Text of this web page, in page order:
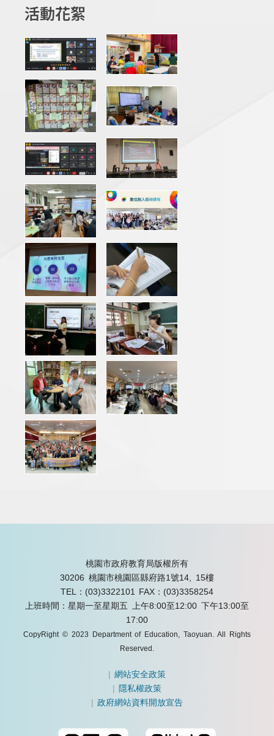
活動花絮
桃園市政府教育局版權所有
30206 桃園市桃園區縣府路1號14, 15樓
TEL：(03)3322101
FAX：(03)3358254
上班時間：星期一至星期五 上午8:00至12:00 下午13:00至
17:00
CopyRight © 2023 Department of Education, Taoyuan. All Rights
Reserved.
|網站安全政策
|隱私權政策
|政府網站資料開放宣告